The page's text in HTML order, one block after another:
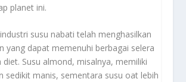
planet ini.
susu nabati telah menghasilkan
yang dapat memenuhi berbagai selera
diet. Susu almond, misalnya, memiliki
sedikit manis, sementara susu oat lebih